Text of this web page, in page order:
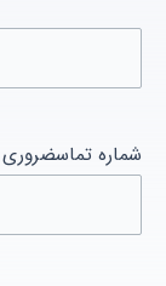
شماره تماسضروری